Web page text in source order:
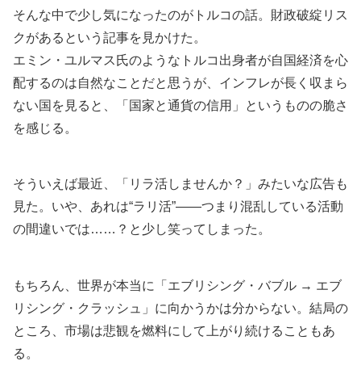
そんな中で少し気になったのがトルコの話。財政破綻リス
クがあるという記事を見かけた。
エミン・ユルマス氏のようなトルコ出身者が自国経済を心
配するのは自然なことだと思うが、インフレが長く収まら
ない国を見ると、「国家と通貨の信用」というものの脆さ
を感じる。
そういえば最近、「リラ活しませんか？」みたいな広告も
見た。いや、あれは“ラリ活”――つまり混乱している活動
の間違いでは……？と少し笑ってしまった。
もちろん、世界が本当に「エブリシング・バブル → エブ
リシング・クラッシュ」に向かうかは分からない。結局の
ところ、市場は悲観を燃料にして上がり続けることもあ
る。